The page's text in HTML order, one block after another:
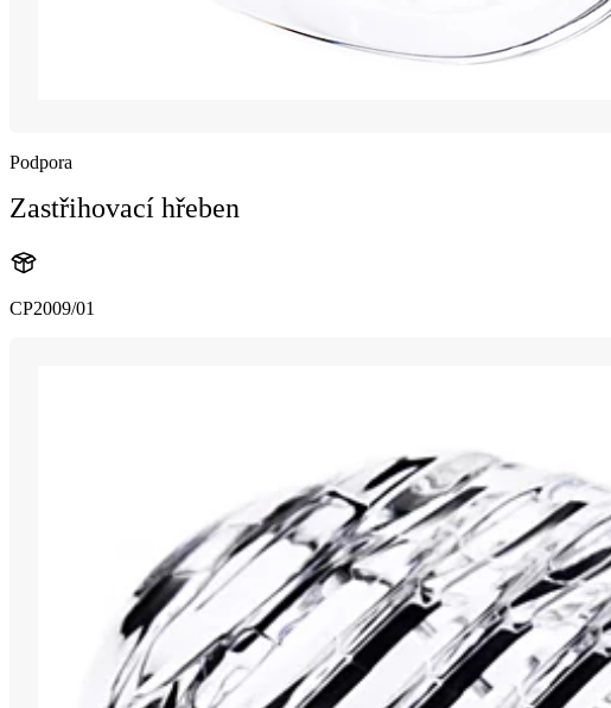
Podpora
Zastřihovací hřeben
CP2009/01